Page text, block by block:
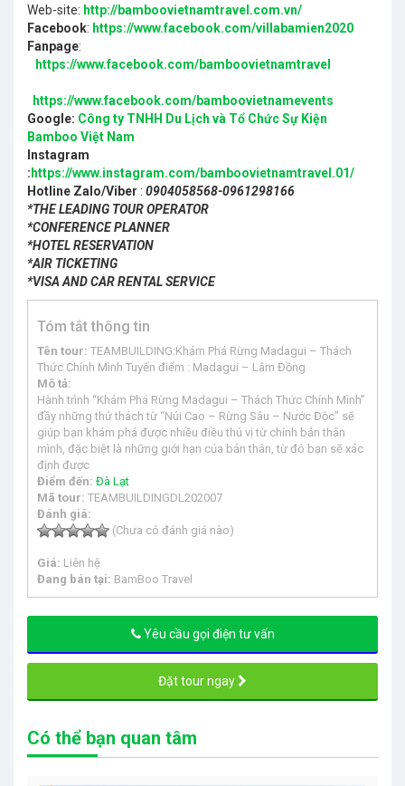
Web-site: http://bamboovietnamtravel.com.vn/
Facebook: https://www.facebook.com/villabamien2020
Fanpage:
https://www.facebook.com/bamboovietnamtravel
https://www.facebook.com/bamboovietnamevents
Google: Công ty TNHH Du Lịch và Tổ Chức Sự Kiện
Bamboo Việt Nam
Instagram
:https://www.instagram.com/bamboovietnamtravel.01/
Hotline Zalo/Viber : 0904058568-0961298166
*THE LEADING TOUR OPERATOR
*CONFERENCE PLANNER
*HOTEL RESERVATION
*AIR TICKETING
*VISA AND CAR RENTAL SERVICE
Tóm tắt thông tin
Tên tour: TEAMBUILDING:Khám Phá Rừng Madagui – Thách
Thức Chính Mình Tuyến điểm : Madagui – Lâm Đồng
Mô tả:
Hành trình “Khám Phá Rừng Madagui – Thách Thức Chính Mình”
đầy những thử thách từ “Núi Cao – Rừng Sâu – Nước Độc” sẽ
giúp bạn khám phá được nhiều điều thú vị từ chính bản thân
mình, đặc biệt là những giới hạn của bản thân, từ đó bạn sẽ xác
định được
Điểm đến: Đà Lạt
Mã tour: TEAMBUILDINGDL202007
Đánh giá:
(Chưa có đánh giá nào)
Giá: Liên hệ
Đang bán tại: BamBoo Travel
Yêu cầu gọi điện tư vấn
Đặt tour ngay
Có thể bạn quan tâm